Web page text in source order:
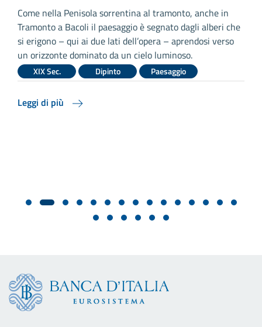
Come nella Penisola sorrentina al tramonto, anche in
Tramonto a Bacoli il paesaggio è segnato dagli alberi che
si erigono – qui ai due lati dell’opera – aprendosi verso
un orizzonte dominato da un cielo luminoso.
XIX Sec. Dipinto Paesaggio
Leggi di più